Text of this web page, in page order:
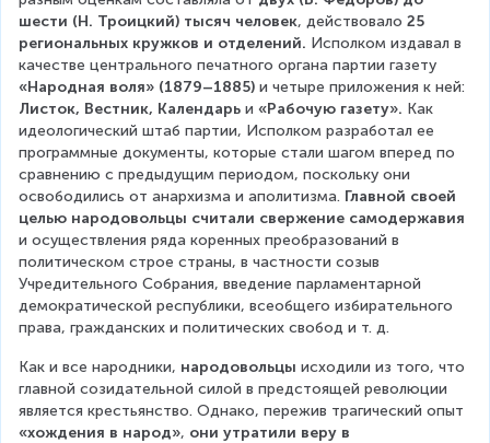
шести (Н. Троицкий) тысяч человек, действовало 25
региональных кружков и отделений. Исполком издавал в
качестве центрального печатного органа партии газету
«Народная воля» (1879–1885) и четыре приложения к ней:
Листок, Вестник, Календарь и «Рабочую газету». Как
идеологический штаб партии, Исполком разработал ее
программные документы, которые стали шагом вперед по
сравнению с предыдущим периодом, поскольку они
освободились от анархизма и аполитизма. Главной своей
целью народовольцы считали свержение самодержавия
и осуществления ряда коренных преобразований в
политическом строе страны, в частности созыв
Учредительного Собрания, введение парламентарной
демократической республики, всеобщего избирательного
права, гражданских и политических свобод и т. д.
Как и все народники, народовольцы исходили из того, что
главной созидательной силой в предстоящей революции
является крестьянство. Однако, пережив трагический опыт
«хождения в народ», они утратили веру в